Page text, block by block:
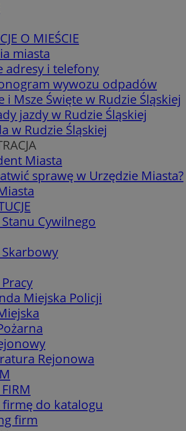
O MIEŚCIE
miasta
adresy i telefony
wywozu odpadów
i Msze Święte w Rudzie Śląskiej
jazdy w Rudzie Śląskiej
w Rudzie Śląskiej
Miasta
sprawę w Urzędzie Miasta?
Cywilnego
Miejska Policji
Rejonowa
do katalogu
firm